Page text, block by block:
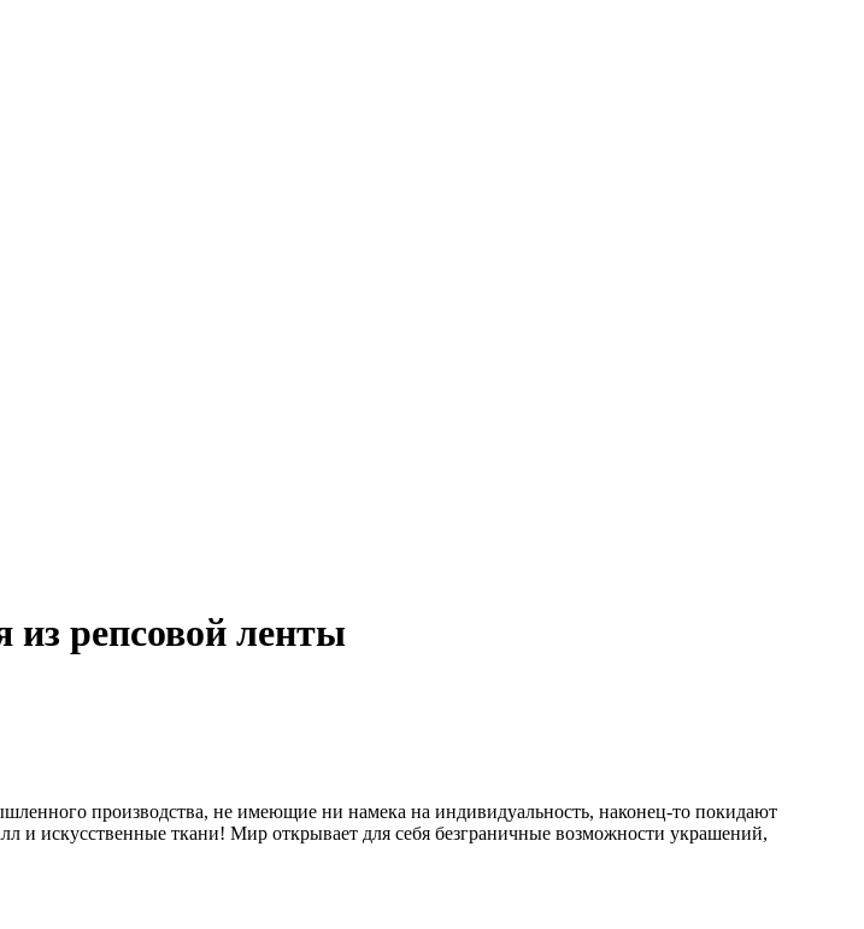
репсовой ленты
производства, не имеющие ни намека на индивидуальность, наконец-то покидают
искусственные ткани! Мир открывает для себя безграничные возможности украшений,